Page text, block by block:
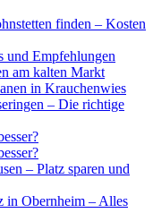
finden – Kosten
und Empfehlungen
am kalten Markt
in Krauchenwies
– Die richtige
– Platz sparen und
in Obernheim – Alles